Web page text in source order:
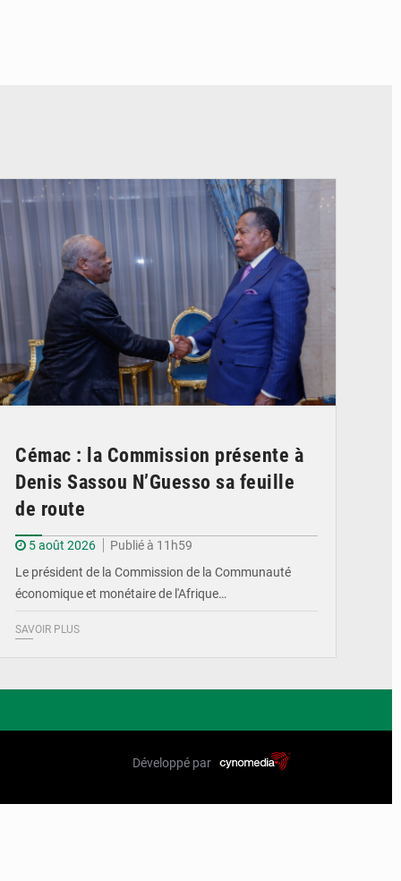
Cémac : la Commission présente à
Denis Sassou N’Guesso sa feuille
de route
5 août 2026
Publié à 11h59
Le président de la Commission de la Communauté
économique et monétaire de l'Afrique…
SAVOIR PLUS
Développé par